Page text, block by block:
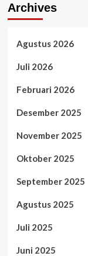
Archives
Agustus 2026
Juli 2026
Februari 2026
Desember 2025
November 2025
Oktober 2025
September 2025
Agustus 2025
Juli 2025
Juni 2025